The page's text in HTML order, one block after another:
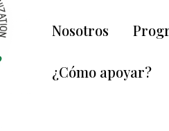
Nosotros
¿Cómo apoyar?